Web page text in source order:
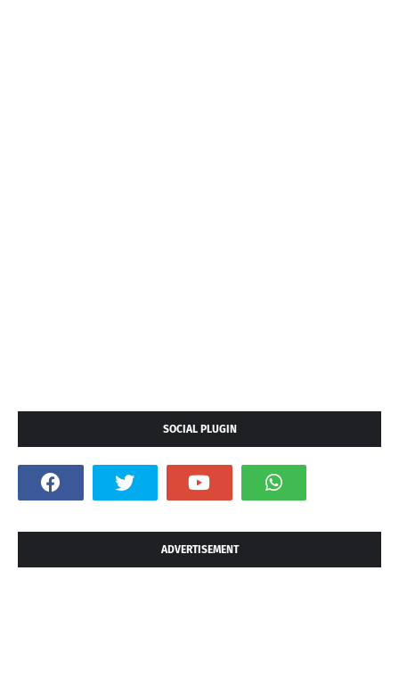
SOCIAL PLUGIN
ADVERTISEMENT